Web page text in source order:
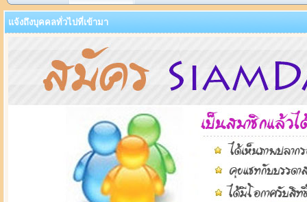
แจ้งถึงบุคคลทั่วไปที่เข้ามา